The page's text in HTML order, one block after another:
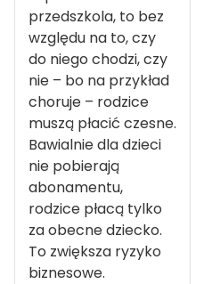
przedszkola, to bez
względu na to, czy
do niego chodzi, czy
nie – bo na przykład
choruje – rodzice
muszą płacić czesne.
Bawialnie dla dzieci
nie pobierają
abonamentu,
rodzice płacą tylko
za obecne dziecko.
To zwiększa ryzyko
biznesowe.